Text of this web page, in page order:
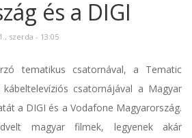
és a DIGI
szerda - 13:05
tematikus csatornával, a Tematic
csatornájával a Magyar
a DIGI és a Vodafone Magyarország.
magyar filmek, legyenek akár